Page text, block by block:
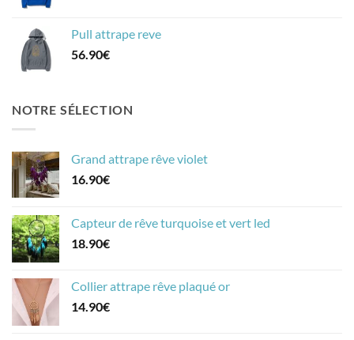
Pull attrape reve
56.90€
NOTRE SÉLECTION
Grand attrape rêve violet
16.90€
Capteur de rêve turquoise et vert led
18.90€
Collier attrape rêve plaqué or
14.90€